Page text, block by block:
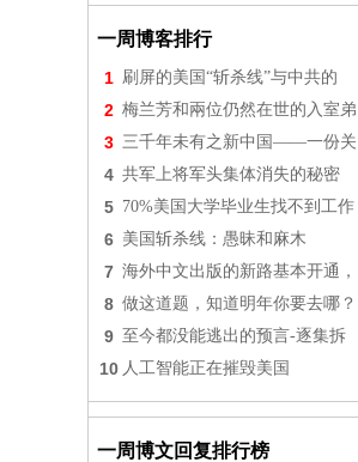
一周博客排行
1 刷屏的美国“斩杀线”与中共的
2 梅兰芳和兩位仍然在世的入室弟
3 三千年未有之新中国——一份关
4 共军上将军头集体消失的秘密
5 70%美国大学毕业生找不到工作
6 美国斩杀线：愚昧和麻木
7 海外中文出版的新路基本开通，
8 做这道题，知道明年你要去哪？
9 至今都没能逃出的预言-逐集拆
10 人工智能正在摧毁美国
一周博文回复排行榜